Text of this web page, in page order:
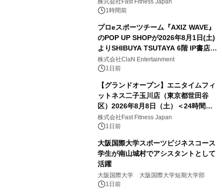
株式会社Fast Fitness Japan
1時間前
プロeスポーツチーム『AXIZ WAVE』
のPOP UP SHOPが2026年8月1日(土)
よりSHIBUYA TSUTAYA 6階 IP書店で
開催決定！！
株式会社ClaN Entertainment
1日前
【グランドオープン】エニタイムフィ
ットネス二子玉川店（東京都世田谷
区）2026年8月8日（土）＜24時間年
中無休のフィットネスジム＞
株式会社Fast Fitness Japan
1日前
大阪国際大学スポーツビジネスコース
学生が南山城村でアシスタントとして
活躍
大阪国際大学 大阪国際大学短期大学部
1日前